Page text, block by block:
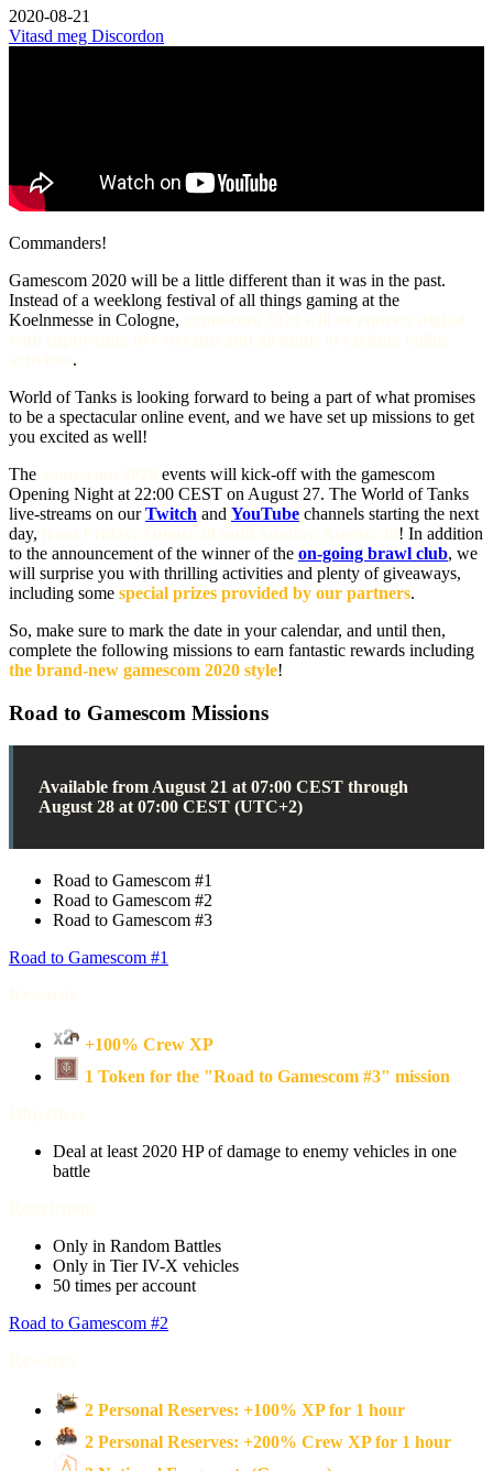
2020-08-21
Vitasd meg Discordon
Commanders!
Gamescom 2020 will be a little different than it was in the past.
Instead of a weeklong festival of all things gaming at the
Koelnmesse in Cologne,
.
World of Tanks is looking forward to being a part of what promises
to be a spectacular online event, and we have set up missions to get
you excited as well!
The
events will kick-off with the gamescom
Opening Night at 22:00 CEST on August 27. The World of Tanks
live-streams on ourTwitch and YouTube channels starting the next
day,
! In addition
to the announcement of the winner of the on-going brawl club, we
will surprise you with thrilling activities and plenty of giveaways,
including some special prizes provided by our partners.
So, make sure to mark the date in your calendar, and until then,
complete the following missions to earn fantastic rewards including
the brand-new gamescom 2020 style!
Road to Gamescom Missions
Available from August 21 at 07:00 CEST through
August 28 at 07:00 CEST (UTC+2)
Road to Gamescom #1
Road to Gamescom #2
Road to Gamescom #3
Road to Gamescom #1
+100% Crew XP
1 Token for the "Road to Gamescom #3" mission
Deal at least 2020 HP of damage to enemy vehicles in one
battle
Only in Random Battles
Only in Tier IV-X vehicles
50 times per account
Road to Gamescom #2
2 Personal Reserves: +100% XP for 1 hour
2 Personal Reserves: +200% Crew XP for 1 hour